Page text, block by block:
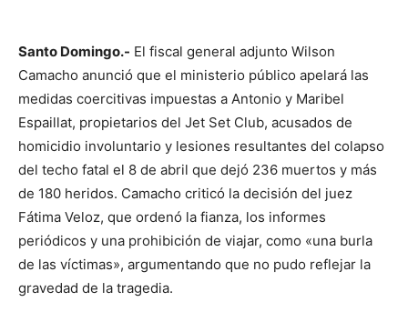
Santo Domingo.- El fiscal general adjunto Wilson
Camacho anunció que el ministerio público apelará las
medidas coercitivas impuestas a Antonio y Maribel
Espaillat, propietarios del Jet Set Club, acusados ​​de
homicidio involuntario y lesiones resultantes del colapso
del techo fatal el 8 de abril que dejó 236 muertos y más
de 180 heridos. Camacho criticó la decisión del juez
Fátima Veloz, que ordenó la fianza, los informes
periódicos y una prohibición de viajar, como «una burla
de las víctimas», argumentando que no pudo reflejar la
gravedad de la tragedia.